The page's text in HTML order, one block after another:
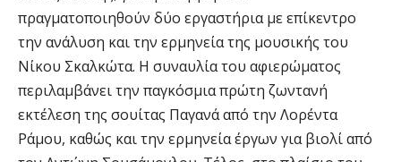
πραγματοποιηθούν δύο εργαστήρια με επίκεντρο
την ανάλυση και την ερμηνεία της μουσικής του
Νίκου Σκαλκώτα. Η συναυλία του αφιερώματος
περιλαμβάνει την παγκόσμια πρώτη ζωντανή
εκτέλεση της σουίτας Παγανά από την Λορέντα
Ράμου, καθώς και την ερμηνεία έργων για βιολί από